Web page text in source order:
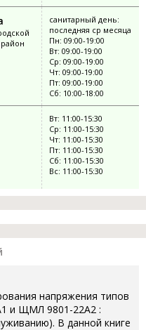
санитарный день:
последняя ср месяца
Пн: 09:00-19:00
Вт: 09:00-19:00
Ср: 09:00-19:00
Чт: 09:00-19:00
Пт: 09:00-19:00
Сб: 10:00-18:00
Вт: 11:00-15:30
Ср: 11:00-15:30
Чт: 11:00-15:30
Пт: 11:00-15:30
Сб: 11:00-15:30
Вс: 11:00-15:30
напряжения типов
и ЩМЛ 9801-22А2 :
В данной книге